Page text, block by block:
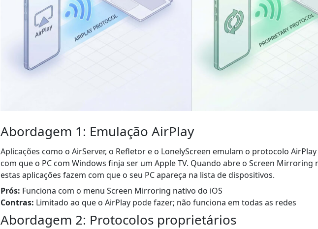
Abordagem 1: Emulação AirPlay
Aplicações como o AirServer, o Refletor e o LonelyScreen emulam o protocolo AirPlay
com que o PC com Windows finja ser um Apple TV. Quando abre o Screen Mirroring
estas aplicações fazem com que o seu PC apareça na lista de dispositivos.
Prós: Funciona com o menu Screen Mirroring nativo do iOS
Contras: Limitado ao que o AirPlay pode fazer; não funciona em todas as redes
Abordagem 2: Protocolos proprietários